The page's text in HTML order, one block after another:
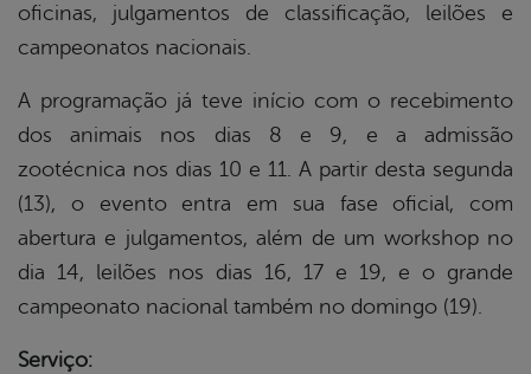
oficinas, julgamentos de classificação, leilões e
campeonatos nacionais.
A programação já teve início com o recebimento
dos animais nos dias 8 e 9, e a admissão
zootécnica nos dias 10 e 11. A partir desta segunda
(13), o evento entra em sua fase oficial, com
abertura e julgamentos, além de um workshop no
dia 14, leilões nos dias 16, 17 e 19, e o grande
campeonato nacional também no domingo (19).
Serviço: